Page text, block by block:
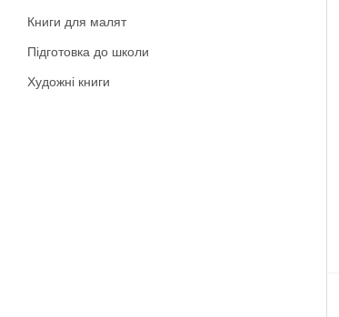
Книги для малят
Підготовка до школи
Художні книги